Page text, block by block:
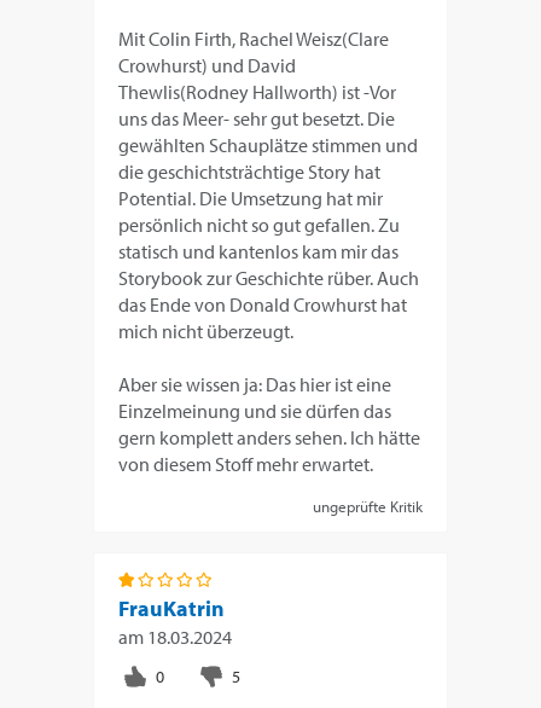
Mit Colin Firth, Rachel Weisz(Clare
Crowhurst) und David
Thewlis(Rodney Hallworth) ist -Vor
uns das Meer- sehr gut besetzt. Die
gewählten Schauplätze stimmen und
die geschichtsträchtige Story hat
Potential. Die Umsetzung hat mir
persönlich nicht so gut gefallen. Zu
statisch und kantenlos kam mir das
Storybook zur Geschichte rüber. Auch
das Ende von Donald Crowhurst hat
mich nicht überzeugt.
Aber sie wissen ja: Das hier ist eine
Einzelmeinung und sie dürfen das
gern komplett anders sehen. Ich hätte
von diesem Stoff mehr erwartet.
ungeprüfte Kritik
FrauKatrin
am 18.03.2024